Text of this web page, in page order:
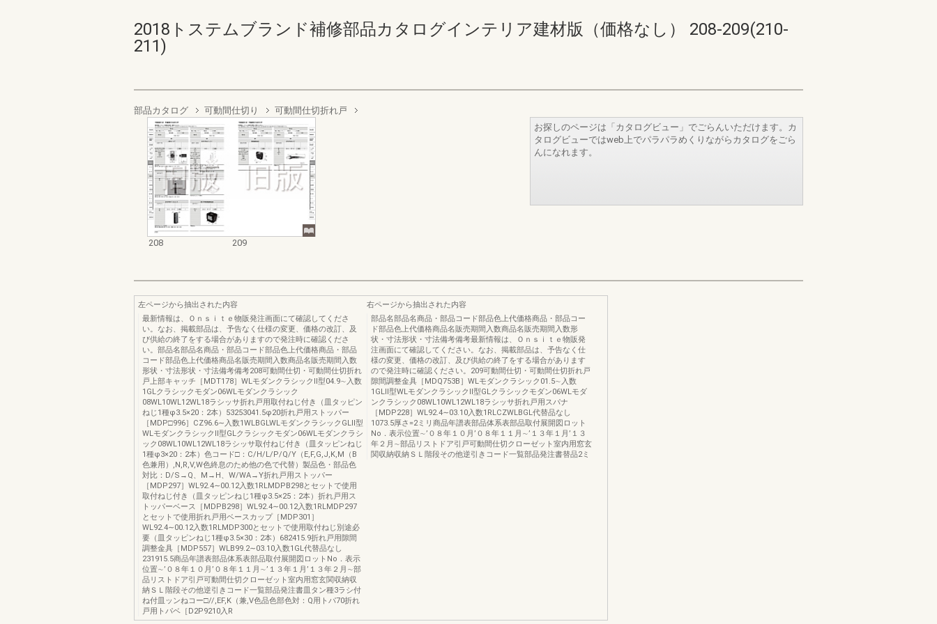
2018トステムブランド補修部品カタログインテリア建材版（価格なし） 208-209(210-
211)
部品カタログ 可動間仕切り 可動間仕切折れ戸
208 209
お探しのページは「カタログビュー」でごらんいただけます。カ
タログビューではweb上でパラパラめくりながらカタログをごら
んになれます。
左ページから抽出された内容
最新情報は、Ｏｎｓｉｔｅ物販発注画面にて確認してくださ
い。なお、掲載部品は、予告なく仕様の変更、価格の改訂、及
び供給の終了をする場合がありますので発注時に確認くださ
い。部品名部品名商品・部品コード部品色上代価格商品・部品
コード部品色上代価格商品名販売期間入数商品名販売期間入数
形状・寸法形状・寸法備考備考208可動間仕切・可動間仕切折れ
戸上部キャッチ［MDT178］WLモダンクラシックⅡ型04.9∼入数
1GLクラシックモダン06WLモダンクラシック
08WL10WL12WL18ラシッサ折れ戸用取付ねじ付き（皿タッピン
ねじ1種φ3.5×20：2本）53253041.5φ20折れ戸用ストッパー
［MDP□996］CZ96.6∼入数1WLBGLWLモダンクラシックGLⅡ型
WLモダンクラシックⅡ型GLクラシックモダン06WLモダンクラシ
ック08WL10WL12WL18ラシッサ取付ねじ付き（皿タッピンねじ
1種φ3×20：2本）色コード□：C/H/L/P/Q/Y（E,F,G,J,K,M（B
色兼用）,N,R,V,W色終息のため他の色で代替）製品色・部品色
対比：D/S→Q、M→H、W/WA→Y折れ戸用ストッパー
［MDP297］WL92.4∼00.12入数1RLMDPB298とセットで使用
取付ねじ付き（皿タッピンねじ1種φ3.5×25：2本）折れ戸用ス
トッパーベース［MDPB298］WL92.4∼00.12入数1RLMDP297
とセットで使用折れ戸用ベースカップ［MDP301］
WL92.4∼00.12入数1RLMDP300とセットで使用取付ねじ別途必
要（皿タッピンねじ1種φ3.5×30：2本）682415.9折れ戸用隙間
調整金具［MDP557］WLB99.2∼03.10入数1GL代替品なし
231915.5商品年譜表部品体系表部品取付展開図ロットNo．表示
位置∼’０８年１０月’０８年１１月∼’１３年１月’１３年２月∼部
品リストドア引戸可動間仕切クローゼット室内用窓玄関収納収
納ＳＬ階段その他逆引きコード一覧部品発注書皿タン種3ラシ付
ね付皿ッンねコー□//,EF,K（兼,V色品色部色対：Q用トパ70折れ
戸用トパベ［D2P9210入R
右ページから抽出された内容
部品名部品名商品・部品コード部品色上代価格商品・部品コー
ド部品色上代価格商品名販売期間入数商品名販売期間入数形
状・寸法形状・寸法備考備考最新情報は、Ｏｎｓｉｔｅ物販発
注画面にて確認してください。なお、掲載部品は、予告なく仕
様の変更、価格の改訂、及び供給の終了をする場合があります
ので発注時に確認ください。209可動間仕切・可動間仕切折れ戸
隙間調整金具［MDQ753B］WLモダンクラシック01.5∼入数
1GLⅡ型WLモダンクラシックⅡ型GLクラシックモダン06WLモダ
ンクラシック08WL10WL12WL18ラシッサ折れ戸用スパナ
［MDP228］WL92.4∼03.10入数1RLCZWLBGL代替品なし
1073.5厚さ=2ミリ商品年譜表部品体系表部品取付展開図ロット
No．表示位置∼’０８年１０月’０８年１１月∼’１３年１月’１３
年２月∼部品リストドア引戸可動間仕切クローゼット室内用窓玄
関収納収納ＳＬ階段その他逆引きコード一覧部品発注書替品2ミ